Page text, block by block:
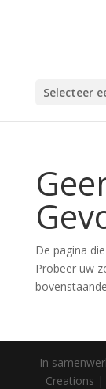
Selecteer
De pagina
Probeer uw
In
Creations